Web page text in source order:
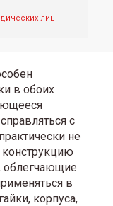
лиц
в обоих
с
не
конструкцию
в
корпуса,